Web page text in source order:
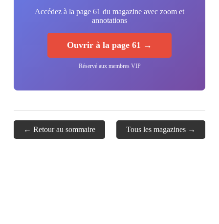
Accédez à la page 61 du magazine avec zoom et
annotations
Ouvrir à la page 61 →
Réservé aux membres VIP
← Retour au sommaire Tous les magazines →